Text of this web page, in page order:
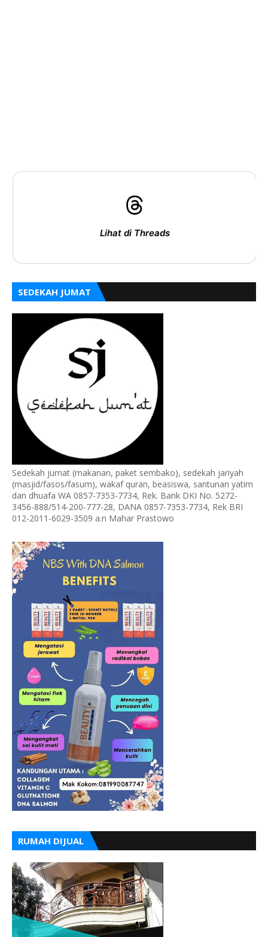
Lihat di Threads
SEDEKAH JUMAT
Sedekah jumat (makanan, paket sembako), sedekah jariyah
(masjid/fasos/fasum), wakaf quran, beasiswa, santunan yatim
dan dhuafa WA 0857-7353-7734, Rek. Bank DKI No. 5272-
3456-888/514-200-777-28, DANA 0857-7353-7734, Rek BRI
012-2011-6029-3509 a.n Mahar Prastowo
RUMAH DIJUAL